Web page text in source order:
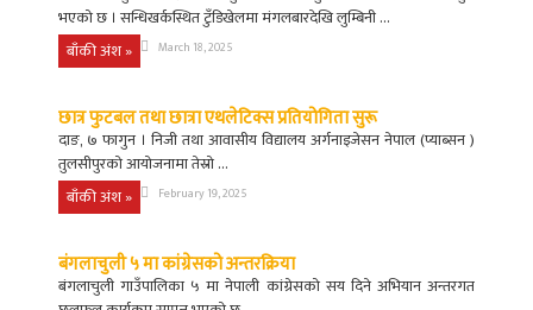
भएको छ । सन्धिखर्कस्थित टुँडिखेलमा मंगलबारदेखि लुम्बिनी ...
बाँकी अंश »
March 18, 2025
छात्र फुटबल तथा छात्रा एथलेटिक्स प्रतियोगिता सुरू
दाङ, ७ फागुन । निजी तथा आवासीय विद्यालय अर्गनाइजेसन नेपाल (प्याब्सन )
तुलसीपुरको आयोजनामा तेस्रो ...
बाँकी अंश »
February 19, 2025
बंगलाचुली ५ मा कांग्रेसको अन्तरक्रिया
बंगलाचुली गाउँपालिका ५ मा नेपाली कांग्रेसको सय दिने अभियान अन्तरगत